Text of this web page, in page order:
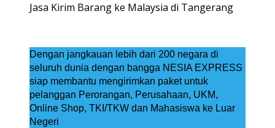
Jasa Kirim Barang ke Malaysia di Tangerang
Dengan jangkauan lebih dari 200 negara di
seluruh dunia dengan bangga NESIA EXPRESS
siap membantu mengirimkan paket untuk
pelanggan Perorangan, Perusahaan, UKM,
Online Shop, TKI/TKW dan Mahasiswa ke Luar
Negeri